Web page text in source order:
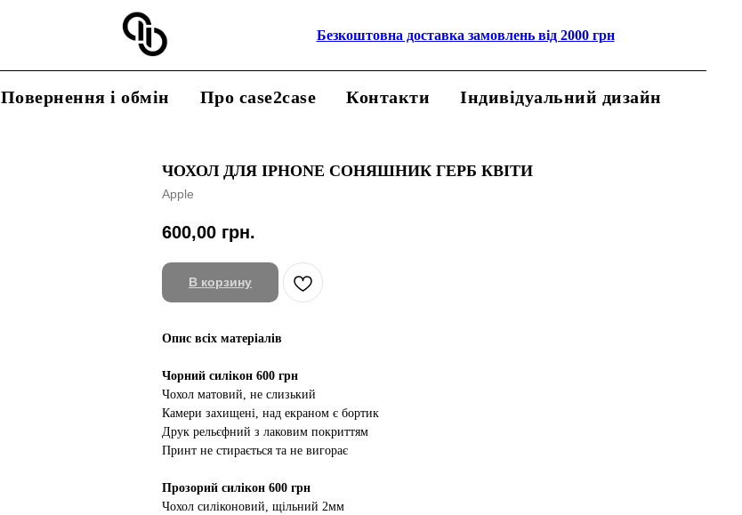
Безкоштовна доставка замовлень від 2000 грн
Повернення і обмін Про case2case Контакти Індивідуальний дизайн
ЧОХОЛ ДЛЯ IPHONE СОНЯШНИК ГЕРБ КВІТИ
Apple
600,00 грн.
В корзину
Опис всіх матеріалів
Чорний силікон 600 грн
Чохол матовий, не слизький
Камери захищені, над екраном є бортик
Друк рельєфний з лаковим покриттям
Принт не стирається та не вигорає
Прозорий силікон 600 грн
Чохол силіконовий, щільний 2мм